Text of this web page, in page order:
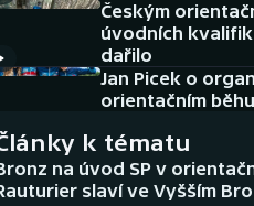
AZ kvíz
Českým
úvodních
dařilo
Jan Picek o
orientačním
k tématu
na úvod SP v
slaví ve Vyšším